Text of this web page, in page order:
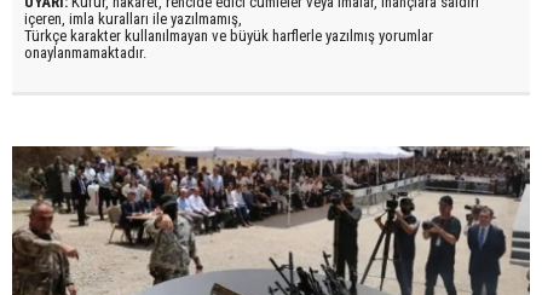
içeren, imla kuralları ile yazılmamış,
Türkçe karakter kullanılmayan ve büyük harflerle yazılmış yorumlar
onaylanmamaktadır.